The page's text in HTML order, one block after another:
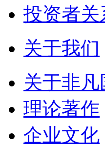
投资者关
关于我们
关于非
理论著作
企业文化